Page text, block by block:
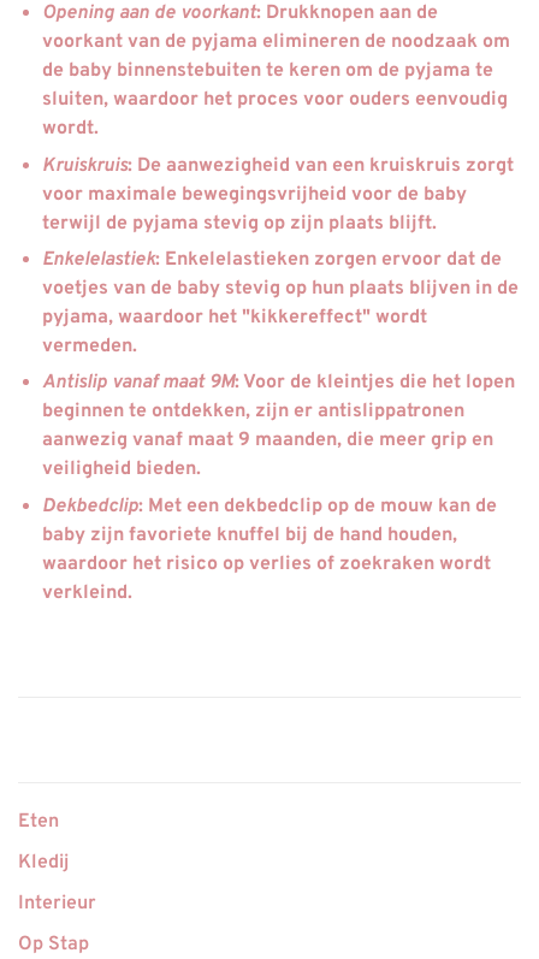
Opening aan de voorkant: Drukknopen aan de
voorkant van de pyjama elimineren de noodzaak om
de baby binnenstebuiten te keren om de pyjama te
sluiten, waardoor het proces voor ouders eenvoudig
wordt.
Kruiskruis: De aanwezigheid van een kruiskruis zorgt
voor maximale bewegingsvrijheid voor de baby
terwijl de pyjama stevig op zijn plaats blijft.
Enkelelastiek: Enkelelastieken zorgen ervoor dat de
voetjes van de baby stevig op hun plaats blijven in de
pyjama, waardoor het "kikkereffect" wordt
vermeden.
Antislip vanaf maat 9M: Voor de kleintjes die het lopen
beginnen te ontdekken, zijn er antislippatronen
aanwezig vanaf maat 9 maanden, die meer grip en
veiligheid bieden.
Dekbedclip: Met een dekbedclip op de mouw kan de
baby zijn favoriete knuffel bij de hand houden,
waardoor het risico op verlies of zoekraken wordt
verkleind.
Eten
Kledij
Interieur
Op Stap